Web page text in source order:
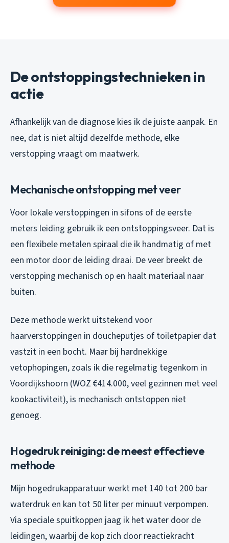
De ontstoppingstechnieken in
actie
Afhankelijk van de diagnose kies ik de juiste aanpak. En
nee, dat is niet altijd dezelfde methode, elke
verstopping vraagt om maatwerk.
Mechanische ontstopping met veer
Voor lokale verstoppingen in sifons of de eerste
meters leiding gebruik ik een ontstoppingsveer. Dat is
een flexibele metalen spiraal die ik handmatig of met
een motor door de leiding draai. De veer breekt de
verstopping mechanisch op en haalt materiaal naar
buiten.
Deze methode werkt uitstekend voor
haarverstoppingen in doucheputjes of toiletpapier dat
vastzit in een bocht. Maar bij hardnekkige
vetophopingen, zoals ik die regelmatig tegenkom in
Voordijkshoorn (WOZ €414.000, veel gezinnen met veel
kookactiviteit), is mechanisch ontstoppen niet
genoeg.
Hogedruk reiniging: de meest effectieve
methode
Mijn hogedrukapparatuur werkt met 140 tot 200 bar
waterdruk en kan tot 50 liter per minuut verpompen.
Via speciale spuitkoppen jaag ik het water door de
leidingen, waarbij de kop zich door reactiekracht